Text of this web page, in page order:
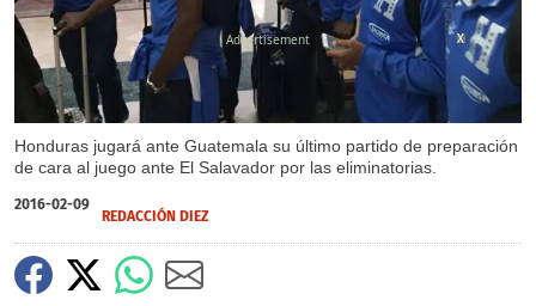
Honduras jugará ante Guatemala su último partido de preparación
de cara al juego ante El Salavador por las eliminatorias.
X
X
2016-02-09
REDACCIÓN DIEZ